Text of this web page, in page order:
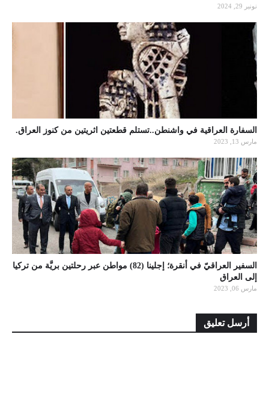
نونبر 29, 2024
السفارة العراقية في واشنطن..تستلم قطعتين اثريتين من كنوز العراق.
مارس 13, 2023
السفير العراقيّ في أنقرة؛ إجلينا (82) مواطن عبر رحلتين بريَّة من تركيا
إلى العراق
مارس 06, 2023
أرسل تعليق